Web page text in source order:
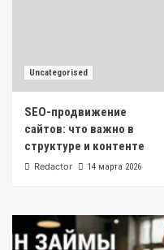
Uncategorised
SEO-продвижение
сайтов: что важно в
структуре и контенте
Redactor 14 марта 2026